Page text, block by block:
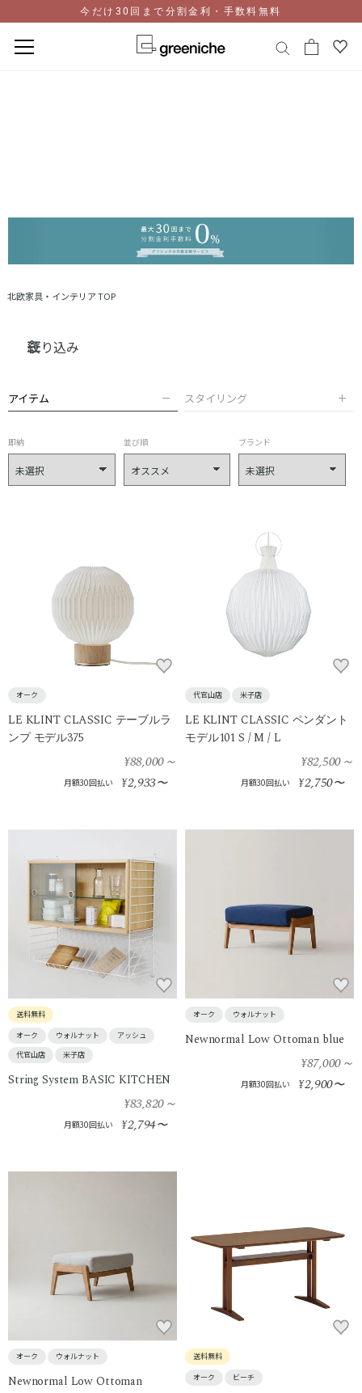
ッ
今だけ30回まで分割金利・手数料無料
北欧家具・インテリア TOP
絞り込み
アイテム スタイリング
即納 並び順 ブランド
オーク
LE KLINT CLASSIC テーブルラ
ンプ モデル375
¥88,000～
月額30回払い ¥2,933〜
代官山店 米子店
LE KLINT CLASSIC ペンダント
モデル101 S / M / L
¥82,500～
月額30回払い ¥2,750〜
送料無料
オーク
ウォルナット
アッシュ
代官山店
米子店
String System BASIC KITCHEN
¥83,820～
月額30回払い ¥2,794〜
オーク ウォルナット
Newnormal Low Ottoman blue
¥87,000～
月額30回払い ¥2,900〜
オーク ウォルナット
Newnormal Low Ottoman
送料無料
オーク
ビーチ